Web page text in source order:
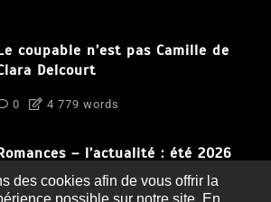
coupable n’est pas Camille de
Delcourt
0 4 779 words
– l’actualité : été 2026
0 3 052 words
des cookies afin de vous offrir la
possible sur notre site. En